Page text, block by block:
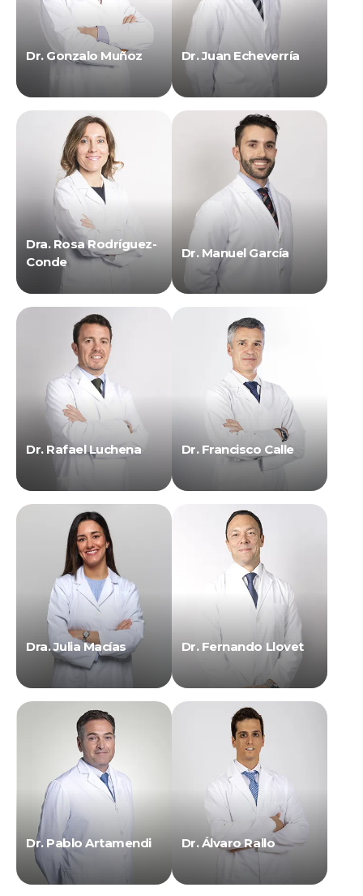
Dr. Gonzalo Muñoz Dr. Juan Echeverría
Dra. Rosa Rodríguez-
Conde
Dr. Manuel García
Dr. Rafael Luchena Dr. Francisco Calle
Dra. Julia Macías Dr. Fernando Llovet
Dr. Pablo Artamendi Dr. Álvaro Rallo